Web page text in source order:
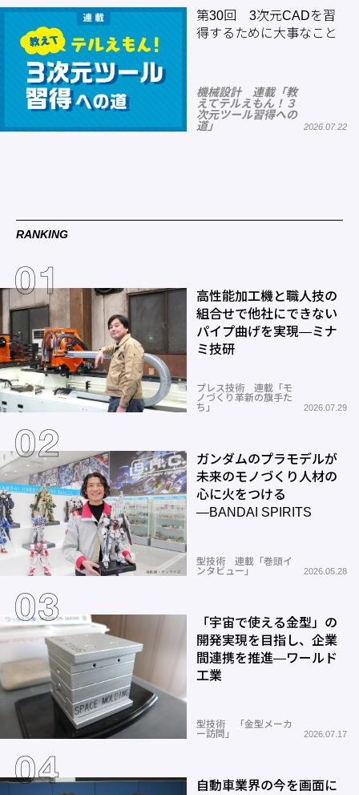
第30回 3次元CADを習
得するために大事なこと
機械設計 連載「教
えてテルえもん！３
次元ツール習得への
道」
2026.07.22
RANKING
高性能加工機と職人技の
組合せで他社にできない
パイプ曲げを実現―ミナ
ミ技研
プレス技術 連載「モ
ノづくり革新の旗手た
ち」
2026.07.29
ガンダムのプラモデルが
未来のモノづくり人材の
心に火をつける
―BANDAI SPIRITS
型技術 連載「巻頭イ
ンタビュー」
2026.05.28
「宇宙で使える金型」の
開発実現を目指し、企業
間連携を推進―ワールド
工業
型技術 「金型メーカ
ー訪問」
2026.07.17
自動車業界の今を画面に